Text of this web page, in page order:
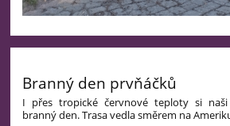
Branný den prvňáčků
I přes tropické červnové teploty si
branný den. Trasa vedla směrem na